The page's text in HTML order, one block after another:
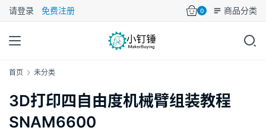
请登录 免费注册 0 商品分类
首页 未分类
3D打印四自由度机械臂组装教程
SNAM6600